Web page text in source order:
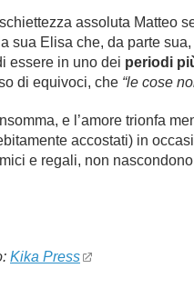
assoluta Matteo
sua Elisa che, da parte
essere in uno dei periodi
di equivoci, che “le cose
e l’amore trionfa
accostati) in
e regali, non
Kika Press